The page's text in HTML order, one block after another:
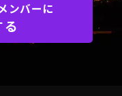
ンバーに